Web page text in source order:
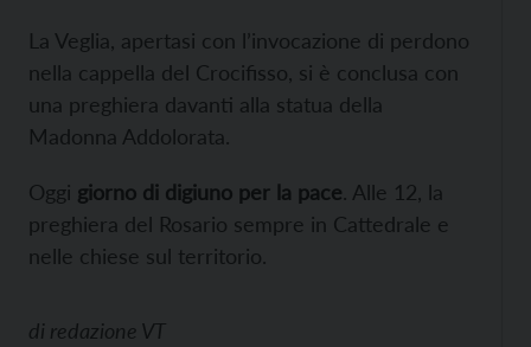
La Veglia, apertasi con l’invocazione di perdono
nella cappella del Crocifisso, si è conclusa con
una preghiera davanti alla statua della
Madonna Addolorata.
Oggi giorno di digiuno per la pace. Alle 12, la
preghiera del Rosario sempre in Cattedrale e
nelle chiese sul territorio.
di redazione VT